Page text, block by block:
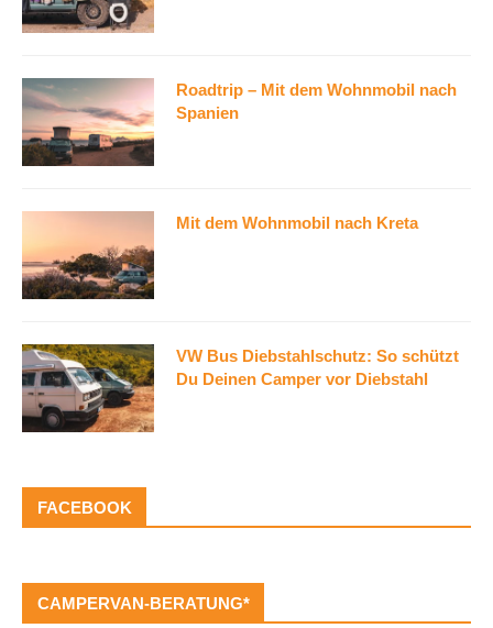
Roadtrip – Mit dem Wohnmobil nach
Spanien
Mit dem Wohnmobil nach Kreta
VW Bus Diebstahlschutz: So schützt
Du Deinen Camper vor Diebstahl
FACEBOOK
CAMPERVAN-BERATUNG*